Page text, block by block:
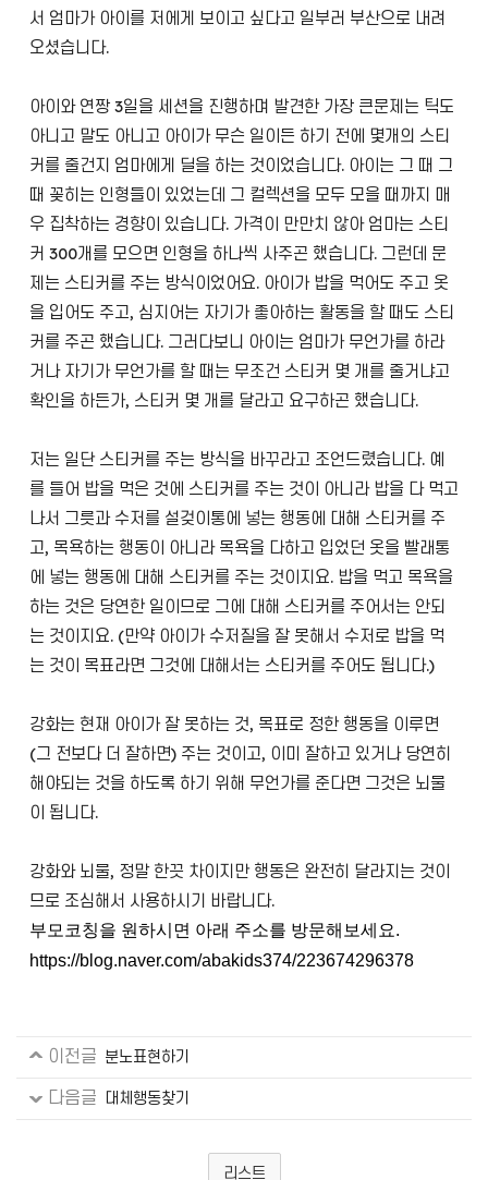
서 엄마가 아이를 저에게 보이고 싶다고 일부러 부산으로 내려
오셨습니다.
아이와 연짱 3일을 세션을 진행하며 발견한 가장 큰문제는 틱도
아니고 말도 아니고 아이가 무슨 일이든 하기 전에 몇개의 스티
커를 줄건지 엄마에게 딜을 하는 것이었습니다. 아이는 그 때 그
때 꽂히는 인형들이 있었는데 그 컬렉션을 모두 모을 때까지 매
우 집착하는 경향이 있습니다. 가격이 만만치 않아 엄마는 스티
커 300개를 모으면 인형을 하나씩 사주곤 했습니다. 그런데 문
제는 스티커를 주는 방식이었어요. 아이가 밥을 먹어도 주고 옷
을 입어도 주고, 심지어는 자기가 좋아하는 활동을 할 때도 스티
커를 주곤 했습니다. 그러다보니 아이는 엄마가 무언가를 하라
거나 자기가 무언가를 할 때는 무조건 스티커 몇 개를 줄거냐고
확인을 하든가, 스티커 몇 개를 달라고 요구하곤 했습니다.
저는 일단 스티커를 주는 방식을 바꾸라고 조언드렸습니다. 예
를 들어 밥을 먹은 것에 스티커를 주는 것이 아니라 밥을 다 먹고
나서 그릇과 수저를 설겆이통에 넣는 행동에 대해 스티커를 주
고, 목욕하는 행동이 아니라 목욕을 다하고 입었던 옷을 빨래통
에 넣는 행동에 대해 스티커를 주는 것이지요. 밥을 먹고 목욕을
하는 것은 당연한 일이므로 그에 대해 스티커를 주어서는 안되
는 것이지요. (만약 아이가 수저질을 잘 못해서 수저로 밥을 먹
는 것이 목표라면 그것에 대해서는 스티커를 주어도 됩니다.)
강화는 현재 아이가 잘 못하는 것, 목표로 정한 행동을 이루면
(그 전보다 더 잘하면) 주는 것이고, 이미 잘하고 있거나 당연히
해야되는 것을 하도록 하기 위해 무언가를 준다면 그것은 뇌물
이 됩니다.
강화와 뇌물, 정말 한끗 차이지만 행동은 완전히 달라지는 것이
므로 조심해서 사용하시기 바랍니다.
부모코칭을 원하시면 아래 주소를 방문해보세요.
https://blog.naver.com/abakids374/223674296378
이전글 분노표현하기
다음글 대체행동찾기
리스트